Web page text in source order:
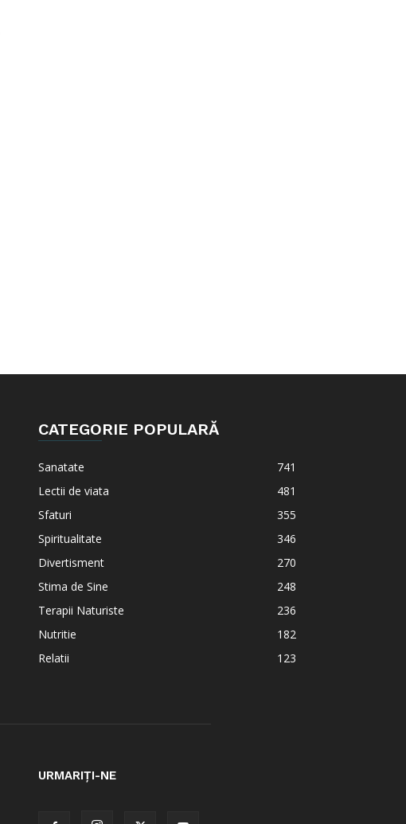
CATEGORIE POPULARĂ
Sanatate
741
Lectii de viata
481
Sfaturi
355
Spiritualitate
346
Divertisment
270
Stima de Sine
248
Terapii Naturiste
236
Nutritie
182
Relatii
123
URMARIȚI-NE